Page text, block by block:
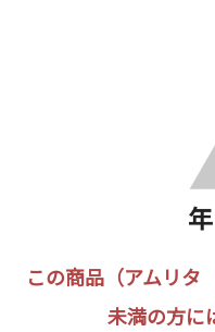
この商品（アムリ
未満の方に